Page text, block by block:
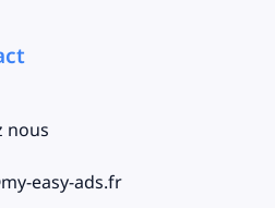
nous
easy-ads.fr